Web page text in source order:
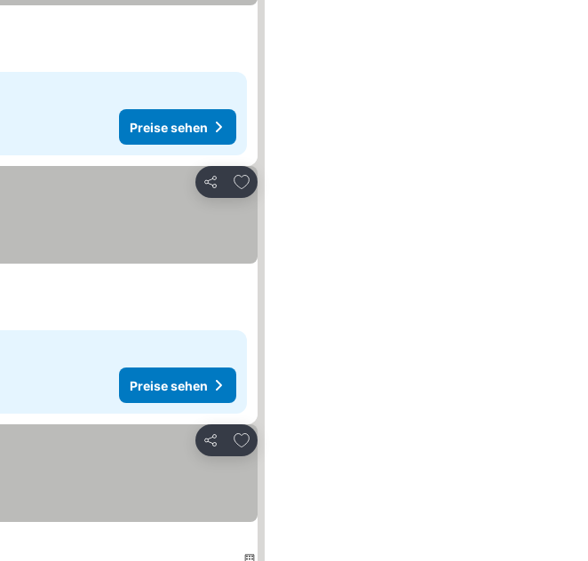
Preise sehen
Teilen
Zu Favoriten hinzufügen
Preise sehen
Teilen
Zu Favoriten hinzufügen